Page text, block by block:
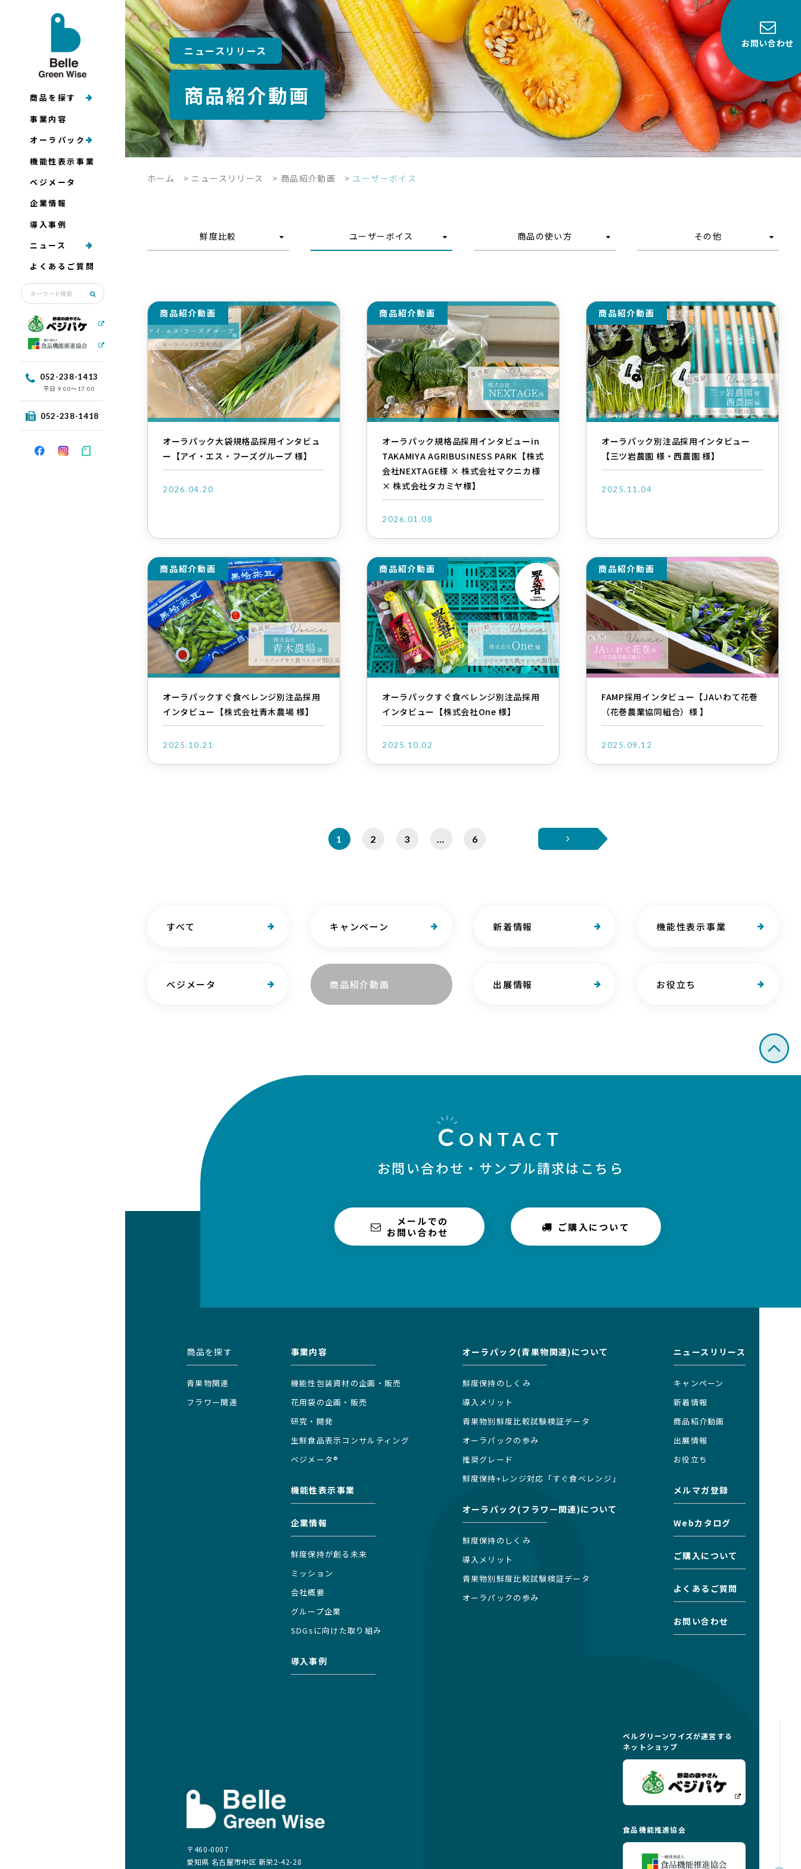
商品を探す
事業内容
オーラパック
機能性表示事業
ベジメータ
企業情報
導入事例
ニュース
よくあるご質問
052-238-1413
平日 9:00〜17:00
052-238-1418
お問い合わせ
ニュースリリース
商品紹介動画
ホーム > ニュースリリース > 商品紹介動画 > ユーザーボイス
鮮度比較 ユーザーボイス 商品の使い方 その他
商品紹介動画
オーラパック大袋規格品採用インタビュ
ー【アイ・エス・フーズグループ 様】
2026.04.20
商品紹介動画
オーラパック規格品採用インタビューin
TAKAMIYA AGRIBUSINESS PARK【株式
会社NEXTAGE様 × 株式会社マクニカ様
× 株式会社タカミヤ様】
2026.01.08
商品紹介動画
オーラパック別注品採用インタビュー
【三ツ岩農園 様・西農園 様】
2025.11.04
商品紹介動画
オーラパックすぐ食べレンジ別注品採用
インタビュー【株式会社青木農場 様】
2025.10.21
商品紹介動画
オーラパックすぐ食べレンジ別注品採用
インタビュー【株式会社One 様】
2025.10.02
商品紹介動画
FAMP採用インタビュー【JAいわて花巻
（花巻農業協同組合）様 】
2025.09.12
1 2 3 … 6
すべて キャンペーン 新着情報 機能性表示事業
ベジメータ 商品紹介動画 出展情報 お役立ち
C ONTACT
お問い合わせ・ サンプル請求はこちら
メールでの
お問い合わせ
ご購入について
商品を探す
青果物関連
フラワー関連
事業内容
機能性包装資材の企画・販売
花用袋の企画・販売
研究・開発
生鮮食品表示コンサルティング
ベジメータ®
機能性表示事業
企業情報
鮮度保持が創る未来
ミッション
会社概要
グループ企業
SDGsに向けた取り組み
導入事例
オーラパック(青果物関連)について
鮮度保持のしくみ
導入メリット
青果物別鮮度比較試験検証データ
オーラパックの歩み
推奨グレード
鮮度保持+レンジ対応「すぐ食べレンジ」
オーラパック(フラワー関連)について
鮮度保持のしくみ
導入メリット
青果物別鮮度比較試験検証データ
オーラパックの歩み
ニュースリリース
キャンペーン
新着情報
商品紹介動画
出展情報
お役立ち
メルマガ登録
Webカタログ
ご購入について
よくあるご質問
お問い合わせ
〒460-0007
愛知県 名古屋市中区 新栄2-42-28
ベルグリーンワイズが運営する
ネットショップ
食品機能推進協会